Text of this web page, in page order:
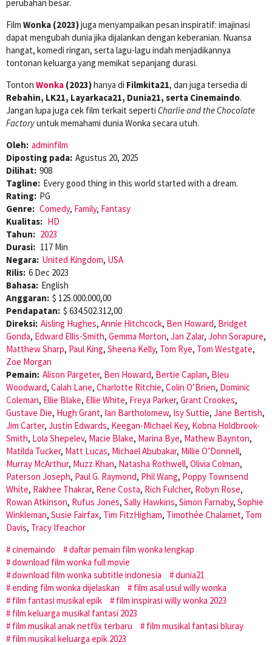
perubahan besar.
Film Wonka (2023)juga menyampaikan pesan inspiratif: imajinasi
dapat mengubah dunia jika dijalankan dengan keberanian. Nuansa
hangat, komedi ringan, serta lagu-lagu indah menjadikannya
tontonan keluarga yang memikat sepanjang durasi.
Tonton Wonka (2023)hanya di Filmkita21, dan juga tersedia di
Rebahin, LK21, Layarkaca21, Dunia21, serta Cinemaindo.
Jangan lupa juga cek film terkait seperti Charlie and the Chocolate
Factoryuntuk memahami dunia Wonka secara utuh.
Oleh: adminfilm
Diposting pada: Agustus 20, 2025
Dilihat: 908
Tagline: Every good thing in this world started with a dream.
Rating: PG
Genre: Comedy, Family, Fantasy
Kualitas: HD
Tahun: 2023
Durasi: 117 Min
Negara: United Kingdom, USA
Rilis: 6 Dec 2023
Bahasa: English
Anggaran: $ 125.000.000,00
Pendapatan: $ 634.502.312,00
Direksi: Aisling Hughes, Annie Hitchcock, Ben Howard, Bridget
Gonda, Edward Ellis-Smith, Gemma Morton, Jan Zalar, John Sorapure,
Matthew Sharp, Paul King, Sheena Kelly, Tom Rye, Tom Westgate,
Zoe Morgan
Pemain: Alison Pargeter, Ben Howard, Bertie Caplan, Bleu
Woodward, Calah Lane, Charlotte Ritchie, Colin O’Brien, Dominic
Coleman, Ellie Blake, Ellie White, Freya Parker, Grant Crookes,
Gustave Die, Hugh Grant, Ian Bartholomew, Isy Suttie, Jane Bertish,
Jim Carter, Justin Edwards, Keegan-Michael Key, Kobna Holdbrook-
Smith, Lola Shepelev, Macie Blake, Marina Bye, Mathew Baynton,
Matilda Tucker, Matt Lucas, Michael Abubakar, Millie O’Donnell,
Murray McArthur, Muzz Khan, Natasha Rothwell, Olivia Colman,
Paterson Joseph, Paul G. Raymond, Phil Wang, Poppy Townsend
White, Rakhee Thakrar, Rene Costa, Rich Fulcher, Robyn Rose,
Rowan Atkinson, Rufus Jones, Sally Hawkins, Simon Farnaby, Sophie
Winkleman, Susie Fairfax, Tim FitzHigham, Timothée Chalamet, Tom
Davis, Tracy Ifeachor
cinemaindo
daftar pemain film wonka lengkap
download film wonka full movie
download film wonka subtitle indonesia
dunia21
ending film wonka dijelaskan
film asal usul willy wonka
film fantasi musikal epik
film inspirasi willy wonka 2023
film keluarga musikal fantasi 2023
film musikal anak netflix terbaru
film musikal fantasi bluray
film musikal keluarga epik 2023